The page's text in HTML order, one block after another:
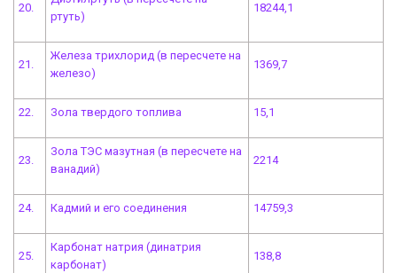
20.
ртуть)
18244,1
21.
Железа трихлорид (в пересчете на
железо)
1369,7
22. Зола твердого топлива 15,1
23.
Зола ТЭС мазутная (в пересчете на
ванадий)
2214
24. Кадмий и его соединения 14759,3
25.
Карбонат натрия (динатрия
карбонат)
138,8